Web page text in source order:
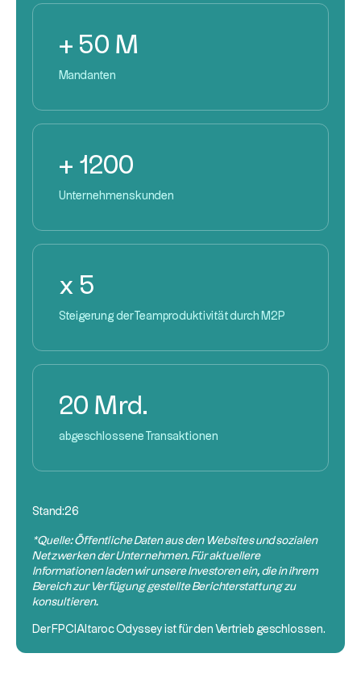
+ 50 M
Mandanten
+ 1200
Unternehmenskunden
x 5
Steigerung der Teamproduktivität durch M2P
20 Mrd.
abgeschlossene Transaktionen
Stand:26
*Quelle: Öffentliche Daten aus den Websites und sozialen
Netzwerken der Unternehmen. Für aktuellere
Informationen laden wir unsere Investoren ein, die in ihrem
Bereich zur Verfügung gestellte Berichterstattung zu
konsultieren.
Der FPCI Altaroc Odyssey ist für den Vertrieb geschlossen.